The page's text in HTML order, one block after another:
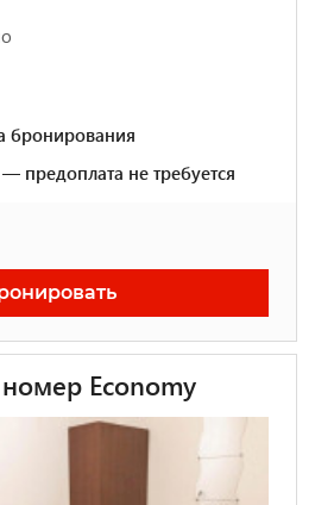
бронирования
не требуется
Economy